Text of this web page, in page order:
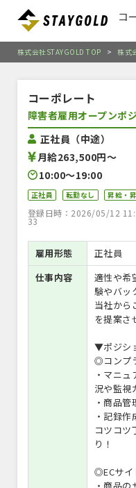
コ
株式会社STAYGOLD TOP > 株式
コーポレート
障害者雇用オープンポ
正社員（中途）
月給263,500円〜
10:00〜19:00
正社員 転勤なし 昇給・
登録日時：2026/05/12
33
雇用形態
正社員
仕事内容
適性や希
験やバッ
当社から
を提案さ
▼ポジシ
◎コンプ
・マニ
況や監視
・商品
・記録
コツコツ
り！
◎ECサイ